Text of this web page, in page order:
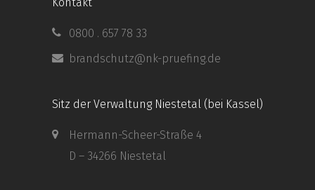
0800 . 657 78 33
brandschutz@nk-pruefing.de
Sitz der Verwaltung Niestetal (bei Kassel)
Hermann-Scheer-Straße 4
D – 34266 Niestetal